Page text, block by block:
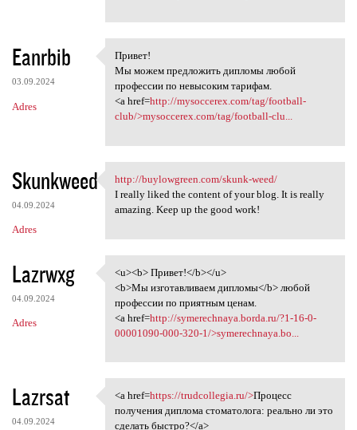
Eanrbib
03.09.2024
Adres
Привет!
Привет!
Мы можем предложить дипломы любой
профессии по невысоким тарифам.
<a href=http://mysoccerex.com/tag/football-
club/>mysoccerex.com/tag/football-clu...
Skunkweed
04.09.2024
Adres
http://buylowgreen.com/skunk
http://buylowgreen.com/skunk-weed/
I really liked the content of your blog. It is really
amazing. Keep up the good work!
Lazrwxg
04.09.2024
Adres
<u><b> Привет!</b></u>
<u><b> Привет!</b></u>
<b>Мы изготавливаем дипломы</b> любой
профессии по приятным ценам.
<a href=http://symerechnaya.borda.ru/?1-16-0-
00001090-000-320-1/>symerechnaya.bo...
Lazrsat
04.09.2024
<a href=https://trudcollegia
<a href=https://trudcollegia.ru/>Процесс
получения диплома стоматолога: реально ли это
сделать быстро?</a>